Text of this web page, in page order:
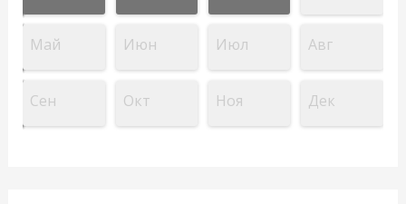
Май Июн Июл Авг
Сен Окт Ноя Дек